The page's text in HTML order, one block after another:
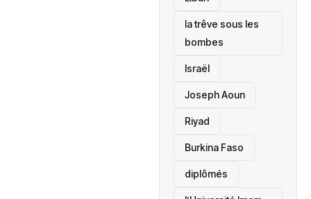
la trêve sous les
bombes
Israël
Joseph Aoun
Riyad
Burkina Faso
diplômés